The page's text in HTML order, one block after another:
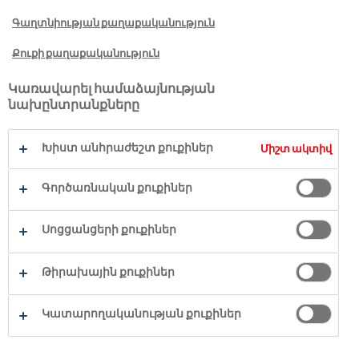
ՀՅՈՒԹԵՐԻ
ԱՊՐԱՆՔԱՏԵՍԱԿՆԵՐ
Գաղտնիության քաղաքականություն
Քուքի քաղաքականություն
Կառավարել համաձայնության
նախընտրանքները
Խիստ անհրաժեշտ քուքիներ Միշտ ակտիվ
Գործառնական քուքիներ
Սոցցանցերի քուքիներ
Թիրախային քուքիներ
Կատարողականության քուքիներ